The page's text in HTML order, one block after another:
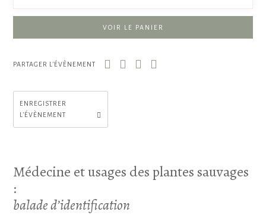
VOIR LE PANIER
PARTAGER L'ÉVÈNEMENT
ENREGISTRER
L'ÉVÈNEMENT
Médecine et usages des plantes sauvages
:
balade d’identification